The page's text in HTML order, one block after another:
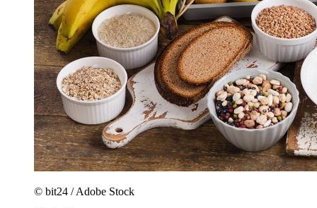
© bit24 / Adobe Stock